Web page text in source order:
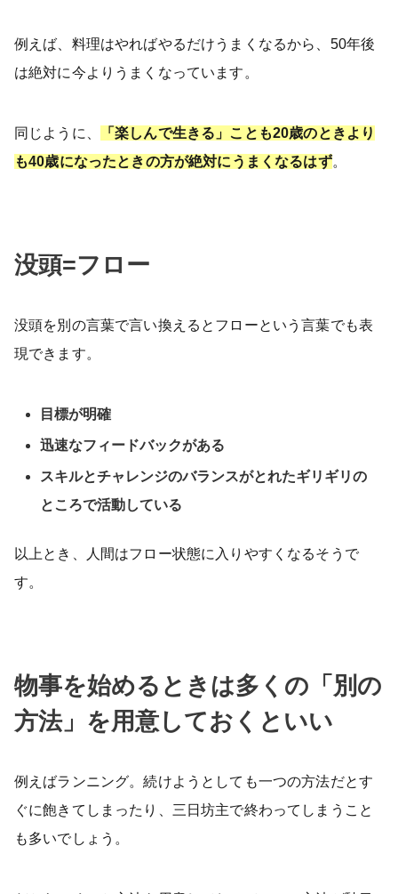
例えば、料理はやればやるだけうまくなるから、50年後
は絶対に今よりうまくなっています。
同じように、
「楽しんで生きる」ことも20歳のときより
も40歳になったときの方が絶対にうまくなるはず。
没頭=フロー
没頭を別の言葉で言い換えるとフローという言葉でも表
現できます。
目標が明確
迅速なフィードバックがある
スキルとチャレンジのバランスがとれたギリギリの
ところで活動している
以上とき、人間はフロー状態に入りやすくなるそうで
す。
物事を始めるときは多くの「別の
方法」を用意しておくといい
例えばランニング。続けようとしても一つの方法だとす
ぐに飽きてしまったり、三日坊主で終わってしまうこと
も多いでしょう。